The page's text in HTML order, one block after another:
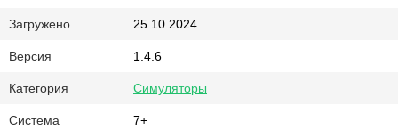
Загружено 25.10.2024
Версия 1.4.6
Категория Симуляторы
Система 7+